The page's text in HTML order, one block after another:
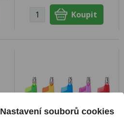
Nastavení souborů cookies